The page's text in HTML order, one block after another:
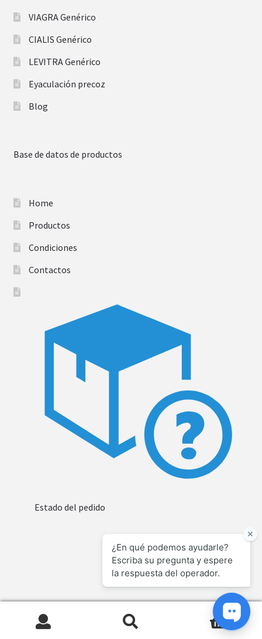
VIAGRA Genérico
CIALIS Genérico
LEVITRA Genérico
Eyaculación precoz
Blog
Base de datos de productos
Home
Productos
Condiciones
Contactos
Estado del pedido